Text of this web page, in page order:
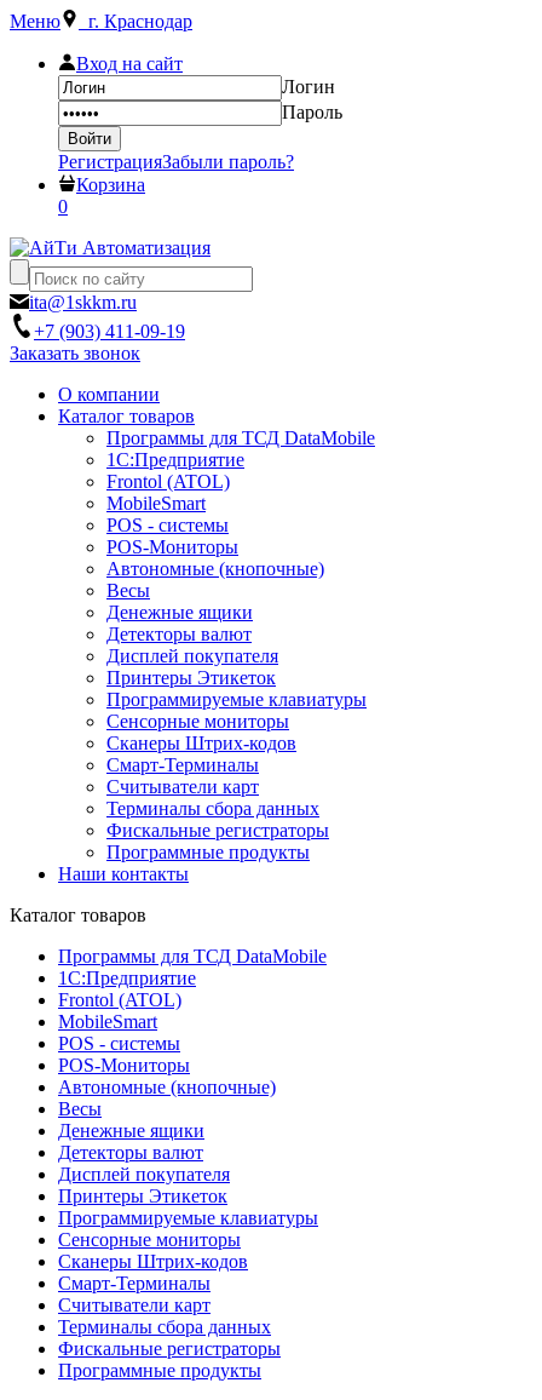
Меню г. Краснодар
Вход на сайт
Логин
Пароль
РегистрацияЗабыли пароль?
Корзина
0
ita@1skkm.ru
+7 (903) 411-09-19
Заказать звонок
О компании
Каталог товаров
Программы для ТСД DataMobile
1С:Предприятие
Frontol (ATOL)
MobileSmart
POS - системы
POS-Мониторы
Автономные (кнопочные)
Весы
Денежные ящики
Детекторы валют
Дисплей покупателя
Принтеры Этикеток
Программируемые клавиатуры
Сенсорные мониторы
Сканеры Штрих-кодов
Смарт-Терминалы
Считыватели карт
Терминалы сбора данных
Фискальные регистраторы
Программные продукты
Наши контакты
Каталог товаров
Программы для ТСД DataMobile
1С:Предприятие
Frontol (ATOL)
MobileSmart
POS - системы
POS-Мониторы
Автономные (кнопочные)
Весы
Денежные ящики
Детекторы валют
Дисплей покупателя
Принтеры Этикеток
Программируемые клавиатуры
Сенсорные мониторы
Сканеры Штрих-кодов
Смарт-Терминалы
Считыватели карт
Терминалы сбора данных
Фискальные регистраторы
Программные продукты